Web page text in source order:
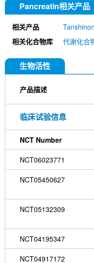
Pancreatin相关产品
相关产品
相关化合物库
代谢化合
生物活性
产品描述
临床试验信息
NCT Number
NCT06023771
NCT05450627
NCT05132309
NCT04195347
NCT04917172